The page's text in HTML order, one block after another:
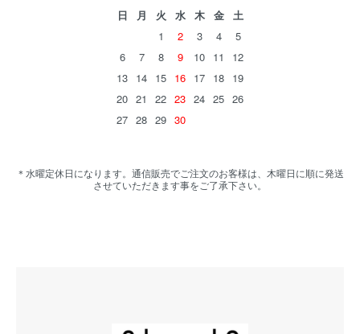
日 月 火 水 木 金
土
1
2 3 4
5
6
7 8 9 10 11
12
13 14 15 16 17 18 19
20 21 22 23 24 25 26
27 28 29 30
＊水曜定休日になります。通信販売でご注文のお客様は、木曜日に順に発送
させていただきます事をご了承下さい。